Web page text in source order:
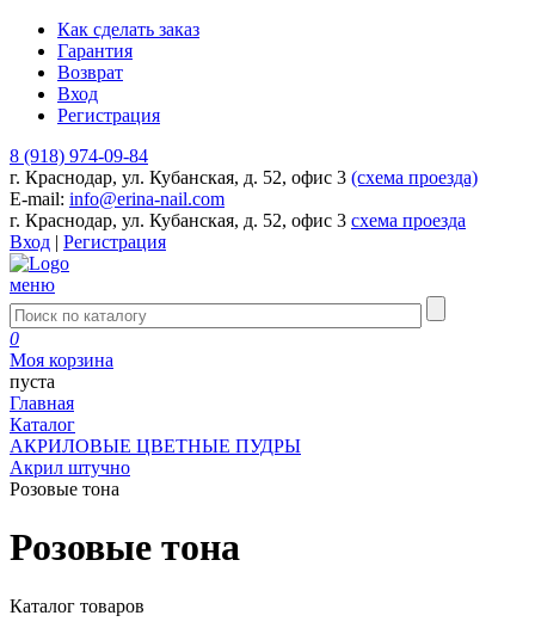
Как сделать заказ
Гарантия
Возврат
Вход
Регистрация
8 (918) 974-09-84
г. Краснодар, ул. Кубанская, д. 52, офис 3 (схема проезда)
E-mail: info@erina-nail.com
г. Краснодар, ул. Кубанская, д. 52, офис 3 схема проезда
Вход | Регистрация
меню
0
Моя корзина
пуста
Главная
Каталог
АКРИЛОВЫЕ ЦВЕТНЫЕ ПУДРЫ
Акрил штучно
Розовые тона
Розовые тона
Каталог товаров